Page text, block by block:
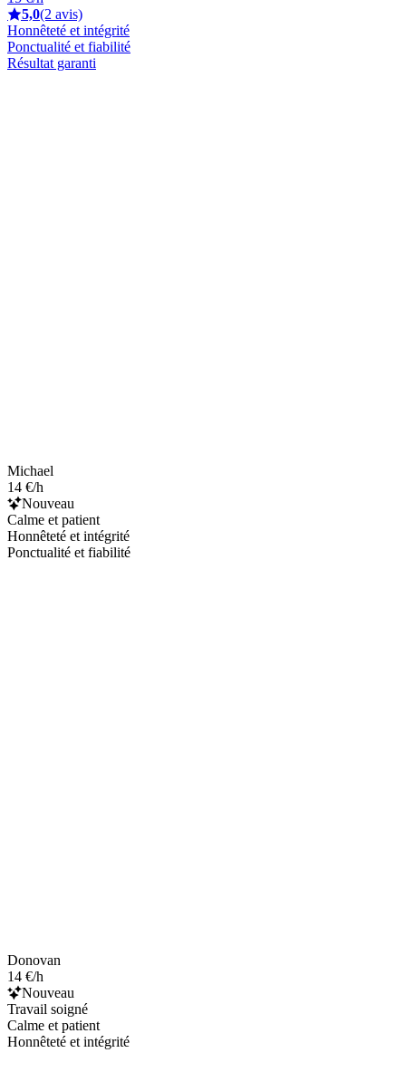
5,0(2 avis)
Honnêteté et intégrité
Ponctualité et fiabilité
Résultat garanti
Michael
14 €/h
Nouveau
Calme et patient
Honnêteté et intégrité
Ponctualité et fiabilité
Donovan
14 €/h
Nouveau
Travail soigné
Calme et patient
Honnêteté et intégrité